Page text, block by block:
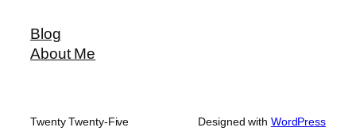
Blog
About Me
Twenty Twenty-Five Designed with WordPress